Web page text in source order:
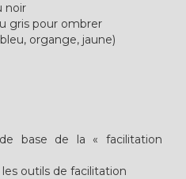
noir
gris pour ombrer
organge, jaune)
base de la « facilitation
outils de facilitation